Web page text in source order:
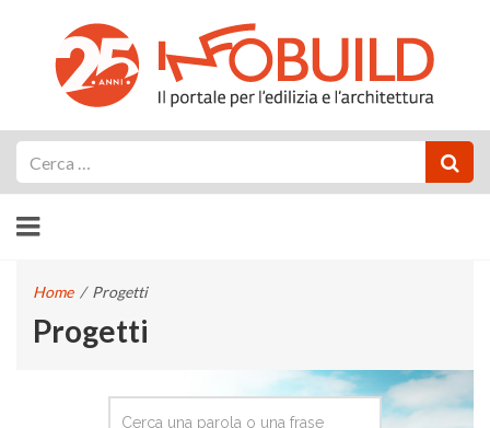
Home / Progetti
Progetti